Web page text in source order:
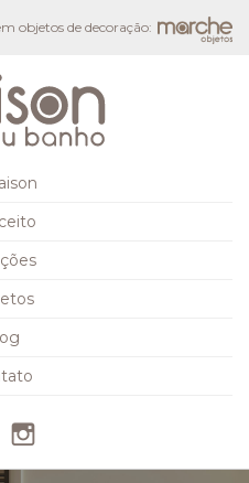
objetos de decoração: